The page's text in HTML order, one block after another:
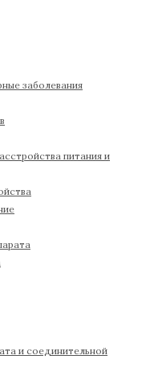
заболевания
питания и
и соединительной